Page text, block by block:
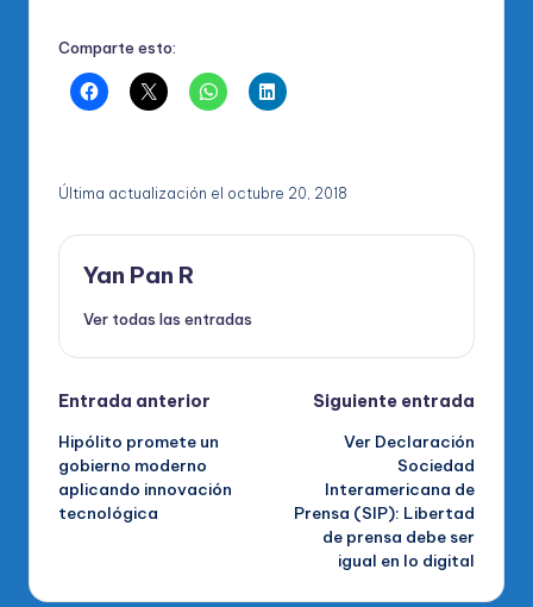
Comparte esto:
Última actualización el octubre 20, 2018
Yan Pan R
Ver todas las entradas
Navegación
de
entradas
Entrada anterior
Hipólito promete un
gobierno moderno
aplicando innovación
tecnológica
Siguiente entrada
Ver Declaración
Sociedad
Interamericana de
Prensa (SIP): Libertad
de prensa debe ser
igual en lo digital